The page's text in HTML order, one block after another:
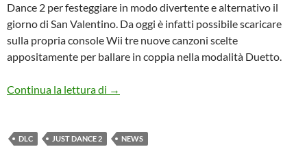
Dance 2 per festeggiare in modo divertente e alternativo il
giorno di San Valentino. Da oggi è infatti possibile scaricare
sulla propria console Wii tre nuove canzoni scelte
appositamente per ballare in coppia nella modalità Duetto.
Continua la lettura di Nuovi brani per Just dance 2
→
DLC JUST DANCE 2 NEWS